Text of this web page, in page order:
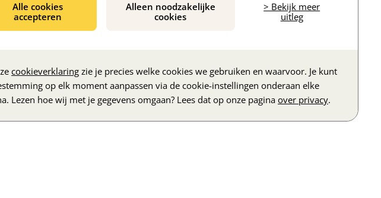
Alle cookies
accepteren
Alleen noodzakelijke
cookies
> Bekijk meer
uitleg
cookieverklaring zie je precies welke cookies we gebruiken en waarvoor. Je kunt
op elk moment aanpassen via de cookie-instellingen onderaan elke
Lezen hoe wij met je gegevens omgaan? Lees dat op onze pagina over privacy.